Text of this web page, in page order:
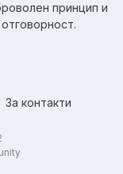
принцип и
За контакти